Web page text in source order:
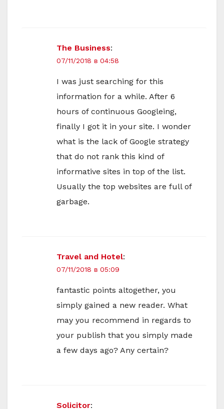
The Business:
07/11/2018 в 04:58
I was just searching for this
information for a while. After 6
hours of continuous Googleing,
finally I got it in your site. I wonder
what is the lack of Google strategy
that do not rank this kind of
informative sites in top of the list.
Usually the top websites are full of
garbage.
Travel and Hotel:
07/11/2018 в 05:09
fantastic points altogether, you
simply gained a new reader. What
may you recommend in regards to
your publish that you simply made
a few days ago? Any certain?
Solicitor: